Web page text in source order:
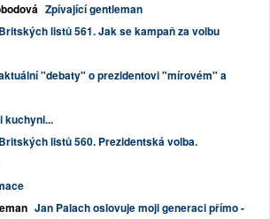
Zpívající gentleman
listů 561. Jak se kampaň za volbu
"debaty" o prezidentovi "mírovém" a
kuchyni...
listů 560. Prezidentská volba.
Jan Palach oslovuje moji generaci přímo -